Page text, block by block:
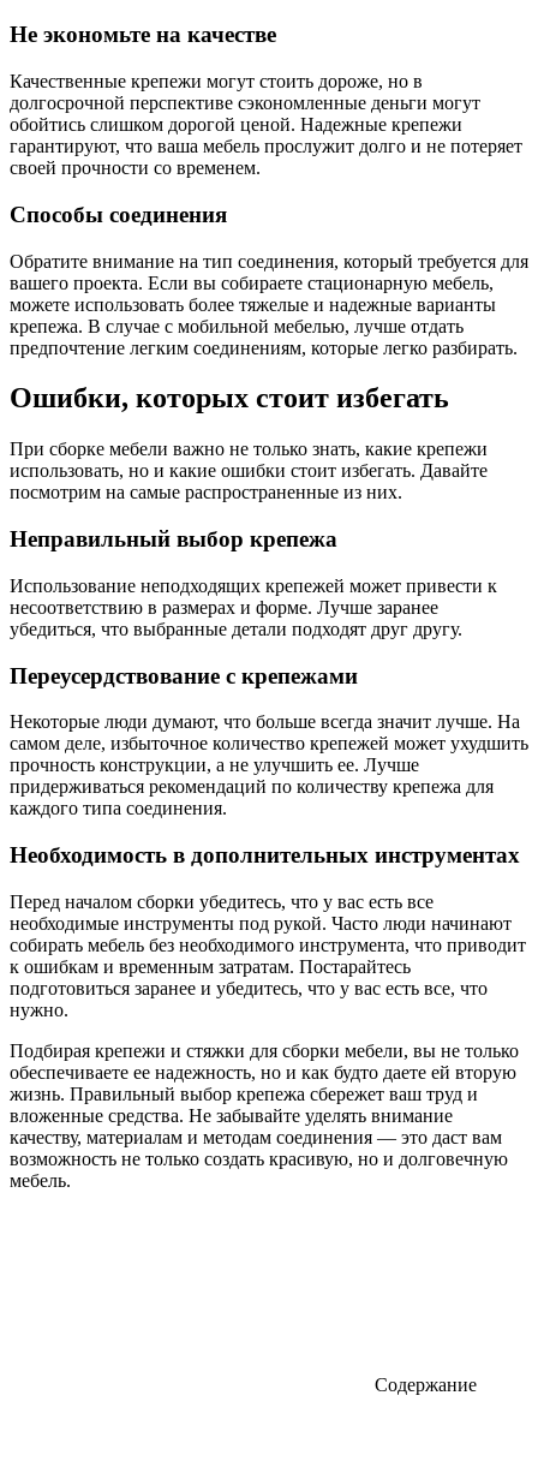
Не экономьте на качестве
Качественные крепежи могут стоить дороже, но в
долгосрочной перспективе сэкономленные деньги могут
обойтись слишком дорогой ценой. Надежные крепежи
гарантируют, что ваша мебель прослужит долго и не потеряет
своей прочности со временем.
Способы соединения
Обратите внимание на тип соединения, который требуется для
вашего проекта. Если вы собираете стационарную мебель,
можете использовать более тяжелые и надежные варианты
крепежа. В случае с мобильной мебелью, лучше отдать
предпочтение легким соединениям, которые легко разбирать.
Ошибки, которых стоит избегать
При сборке мебели важно не только знать, какие крепежи
использовать, но и какие ошибки стоит избегать. Давайте
посмотрим на самые распространенные из них.
Неправильный выбор крепежа
Использование неподходящих крепежей может привести к
несоответствию в размерах и форме. Лучше заранее
убедиться, что выбранные детали подходят друг другу.
Переусердствование с крепежами
Некоторые люди думают, что больше всегда значит лучше. На
самом деле, избыточное количество крепежей может ухудшить
прочность конструкции, а не улучшить ее. Лучше
придерживаться рекомендаций по количеству крепежа для
каждого типа соединения.
Необходимость в дополнительных инструментах
Перед началом сборки убедитесь, что у вас есть все
необходимые инструменты под рукой. Часто люди начинают
собирать мебель без необходимого инструмента, что приводит
к ошибкам и временным затратам. Постарайтесь
подготовиться заранее и убедитесь, что у вас есть все, что
нужно.
Подбирая крепежи и стяжки для сборки мебели, вы не только
обеспечиваете ее надежность, но и как будто даете ей вторую
жизнь. Правильный выбор крепежа сбережет ваш труд и
вложенные средства. Не забывайте уделять внимание
качеству, материалам и методам соединения — это даст вам
возможность не только создать красивую, но и долговечную
мебель.
Содержание